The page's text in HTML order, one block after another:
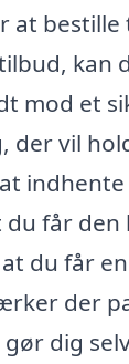
at bestille
kan
mod et
der vil
får den
du får
der
gør dig